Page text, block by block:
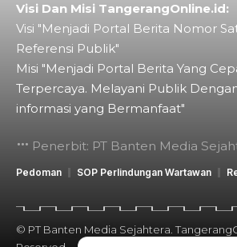
Visi Dan Misi TangerangOnline.id:
Visi "Menjadi Portal Berita Nomor
Referensi Publik"
Misi "Menjadi Portal Berita Yang
Terpercaya. Melayani Publik
informasi yang Bermanfaat"
Penerbit: PT Banten Media
Pedoman SOP Perlindungan Wartawan
© PT Banten Media Sejahtera.